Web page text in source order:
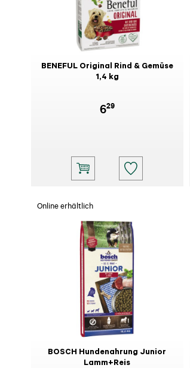
BENEFUL Original Rind & Gemüse
1,4 kg
629
Online erhältlich
BOSCH Hundenahrung Junior
Lamm+Reis